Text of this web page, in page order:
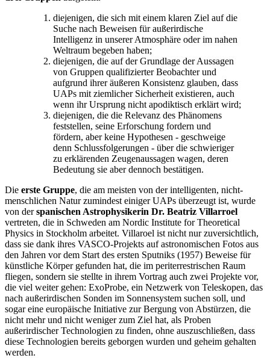
diejenigen, die sich mit einem klaren Ziel auf die
Suche nach Beweisen für außerirdische
Intelligenz in unserer Atmosphäre oder im nahen
Weltraum begeben haben;
diejenigen, die auf der Grundlage der Aussagen
von Gruppen qualifizierter Beobachter und
aufgrund ihrer äußeren Konsistenz glauben, dass
UAPs mit ziemlicher Sicherheit existieren, auch
wenn ihr Ursprung nicht apodiktisch erklärt wird;
diejenigen, die die Relevanz des Phänomens
feststellen, seine Erforschung fordern und
fördern, aber keine Hypothesen - geschweige
denn Schlussfolgerungen - über die schwieriger
zu erklärenden Zeugenaussagen wagen, deren
Bedeutung sie aber dennoch bestätigen.
Die erste Gruppe, die am meisten von der intelligenten, nicht-
menschlichen Natur zumindest einiger UAPs überzeugt ist, wurde
von derspanischen Astrophysikerin Dr. Beatriz Villarroel
vertreten, die in Schweden am Nordic Institute for Theoretical
Physics in Stockholm arbeitet. Villaroel ist nicht nur zuversichtlich,
dass sie dank ihres VASCO-Projekts auf astronomischen Fotos aus
den Jahren vor dem Start des ersten Sputniks (1957) Beweise für
künstliche Körper gefunden hat, die im periterrestrischen Raum
fliegen, sondern sie stellte in ihrem Vortrag auch zwei Projekte vor,
die viel weiter gehen: ExoProbe, ein Netzwerk von Teleskopen, das
nach außerirdischen Sonden im Sonnensystem suchen soll, und
sogar eine europäische Initiative zur Bergung von Abstürzen, die
nicht mehr und nicht weniger zum Ziel hat, als Proben
außerirdischer Technologien zu finden, ohne auszuschließen, dass
diese Technologien bereits geborgen wurden und geheim gehalten
werden.